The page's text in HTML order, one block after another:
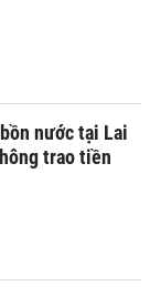
nước tại Lai
trao tiền